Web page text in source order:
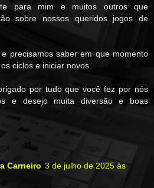
para mim e muitos outros que
sobre nossos queridos jogos de
precisamos saber em que momento
ciclos e iniciar novos.
por tudo que você fez por nós
e desejo muita diversão e boas
Carneiro 3 de julho de 2025 às